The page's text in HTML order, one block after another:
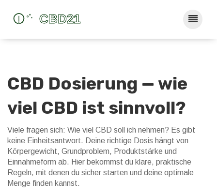
CBD Dosierung — wie
viel CBD ist sinnvoll?
Viele fragen sich: Wie viel CBD soll ich nehmen? Es gibt
keine Einheitsantwort. Deine richtige Dosis hängt von
Körpergewicht, Grundproblem, Produktstärke und
Einnahmeform ab. Hier bekommst du klare, praktische
Regeln, mit denen du sicher starten und deine optimale
Menge finden kannst.